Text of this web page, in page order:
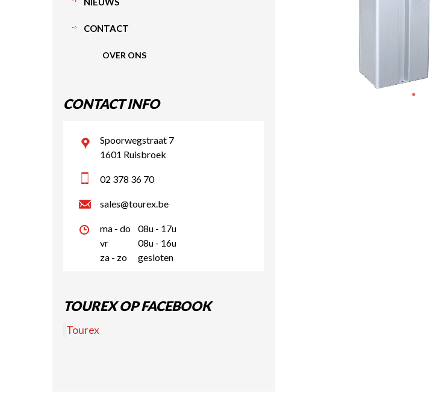
CONTACT
OVER ONS
CONTACT INFO
Spoorwegstraat 7
1601 Ruisbroek
02 378 36 70
sales@tourex.be
ma - do
08u - 17u
vr
08u - 16u
za - zo
gesloten
TOUREX OP FACEBOOK
Tourex